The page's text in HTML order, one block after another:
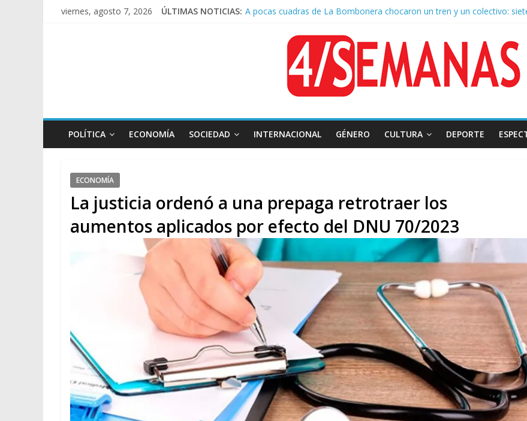
viernes, agosto 7, 2026 ÚLTIMAS NOTICIAS: A pocas cuadras de La Bombonera chocaron un tren y un colectivo:
Pesar por la muerte de Leandro Rud, histórico representante y conductor
Tras la aprobación de la ley de propiedad privada, Bullrich apuntó: “Vino
Causa AFA: el juez Amarante calificó de “ficción judicial” el traslado del
POLÍTICA ECONOMÍA SOCIEDAD INTERNACIONAL GÉNERO CULTURA DEPORTE
ECONOMÍA
La justicia ordenó a una prepaga retrotraer los
aumentos aplicados por efecto del DNU 70/2023